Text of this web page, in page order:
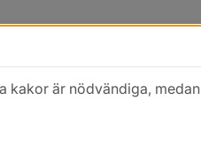
kakor är nödvändiga, medan